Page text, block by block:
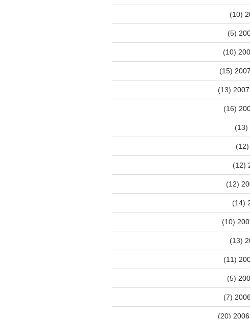
(10)
(5)
(10)
(15)
(13)
(16)
(13)
(12)
(12)
(12)
(14)
(10)
(13)
(11)
(5)
(7)
(20)